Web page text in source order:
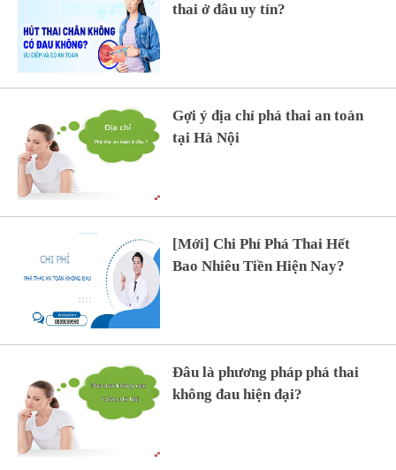
thai ở đâu uy tín?
Gợi ý địa chỉ phá thai an toàn
tại Hà Nội
[Mới] Chi Phí Phá Thai Hết
Bao Nhiêu Tiền Hiện Nay?
Đâu là phương pháp phá thai
không đau hiện đại?